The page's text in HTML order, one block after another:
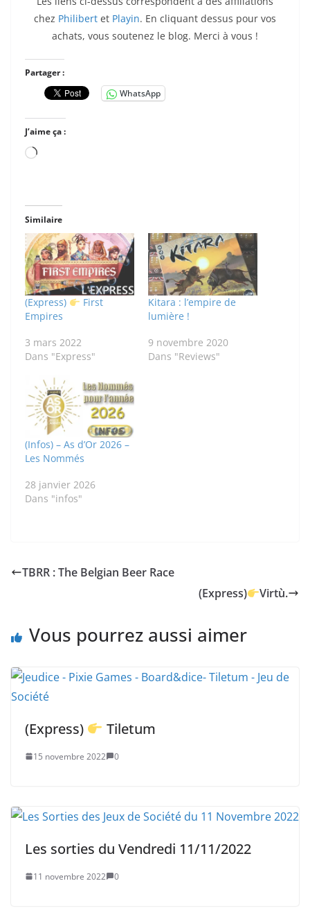
chez Philibert et Playin. En cliquant dessus pour vos
achats, vous soutenez le blog. Merci à vous !
Partager :
WhatsApp
J’aime ça :
Chargement…
Similaire
(Express)
First
Empires
3 mars 2022
Dans "Express"
Kitara : l’empire de
lumière !
9 novembre 2020
Dans "Reviews"
(Infos) – As d’Or 2026 –
Les Nommés
28 janvier 2026
Dans "infos"
TBRR : The Belgian Beer Race
(Express)
Virtù.
Vous pourrez aussi aimer
(Express) Tiletum
15 novembre 2022 0
Les sorties du Vendredi 11/11/2022
11 novembre 2022 0